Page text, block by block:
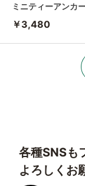
ミニティーアンカ
￥3,480
各種SNSも
よろしくお